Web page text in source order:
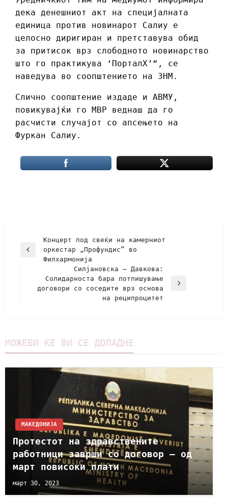
дека денешниот акт на специјалната
единица против новинарот Салиу е
целосно диригиран и претставува обид
за притисок врз слободното новинарство
што го практикува ‘ПорталХ’“, се
наведува во соопштението на ЗНМ.
Слично соопштение издаде и АВМУ,
повикувајќи го МВР веднаш да го
расчисти случајот со апсењето на
Фуркан Салиу.
Концерт под свеќи на камерниот
оркестар „Профундис“ во
Филхармонија
Силјановска – Давкова:
Солидарноста бара потпишување
договори со соседите врз основа
на реципроцитет
МОЖЕБИ ЌЕ ВИ СЕ ДОПАДНЕ
МАКЕДОНИЈА
Протестот на здравствените
работници заврши со договор – од
март повисоки плати
март 30, 2023